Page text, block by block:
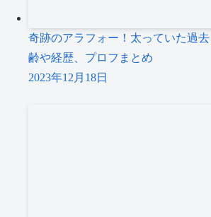
奇跡のアラフォー！太っていた過
齢や経歴、プロフまとめ
2023年12月18日